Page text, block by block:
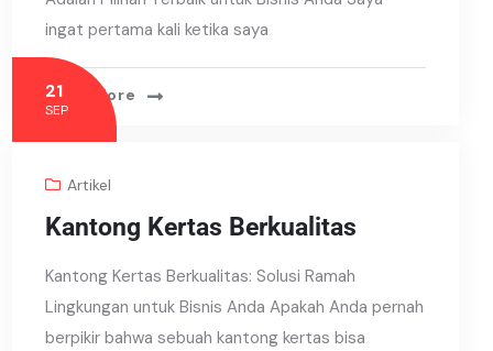
ingat pertama kali ketika saya
Read More
21
SEP
Artikel
Kantong Kertas Berkualitas
Kantong Kertas Berkualitas: Solusi Ramah
Lingkungan untuk Bisnis Anda Apakah Anda pernah
berpikir bahwa sebuah kantong kertas bisa